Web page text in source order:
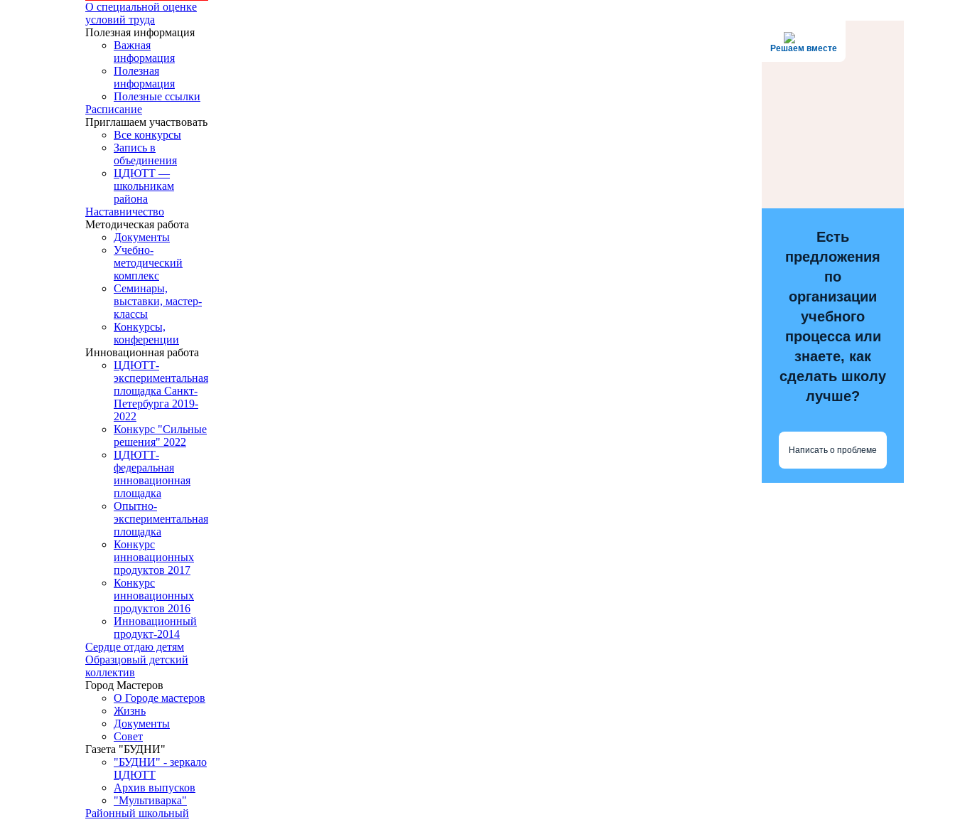
О специальной оценке
условий труда
Полезная информация
Важная
информация
Полезная
информация
Полезные ссылки
Расписание
Приглашаем участвовать
Все конкурсы
Запись в
объединения
ЦДЮТТ —
школьникам
района
Наставничество
Методическая работа
Документы
Учебно-
методический
комплекс
Семинары,
выставки, мастер-
классы
Конкурсы,
конференции
Инновационная работа
ЦДЮТТ-
экспериментальная
площадка Санкт-
Петербурга 2019-
2022
Конкурс "Сильные
решения" 2022
ЦДЮТТ-
федеральная
инновационная
площадка
Опытно-
экспериментальная
площадка
Конкурс
инновационных
продуктов 2017
Конкурс
инновационных
продуктов 2016
Инновационный
продукт-2014
Сердце отдаю детям
Образцовый детский
коллектив
Город Мастеров
О Городе мастеров
Жизнь
Документы
Совет
Газета "БУДНИ"
"БУДНИ" - зеркало
ЦДЮТТ
Архив выпусков
"Мультиварка"
Районный школьный
Решаем вместе
Есть
предложения
по
организации
учебного
процесса или
знаете, как
сделать школу
лучше?
Написать о проблеме